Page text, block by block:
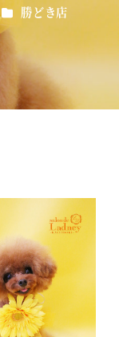
カテゴリー
勝どき店